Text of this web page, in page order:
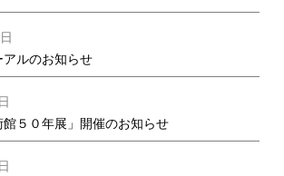
日
ルのお知らせ
日
館５０年展」開催のお知らせ
日